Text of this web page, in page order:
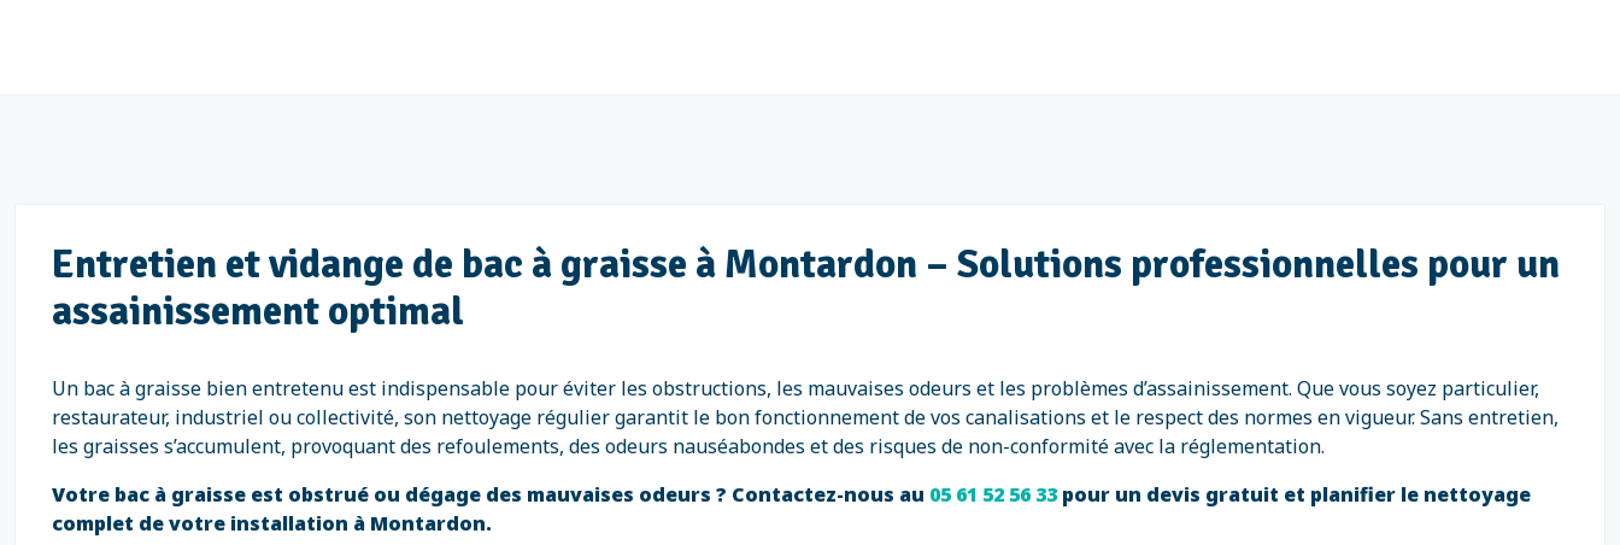
Entretien et vidange de bac à graisse à Montardon – Solutions professionnelles pour un
assainissement optimal
Un bac à graisse bien entretenu est indispensable pour éviter les obstructions, les mauvaises odeurs et les problèmes d’assainissement. Que vous soyez particulier,
restaurateur, industriel ou collectivité, son nettoyage régulier garantit le bon fonctionnement de vos canalisations et le respect des normes en vigueur. Sans entretien,
les graisses s’accumulent, provoquant des refoulements, des odeurs nauséabondes et des risques de non-conformité avec la réglementation.
Votre bac à graisse est obstrué ou dégage des mauvaises odeurs ? Contactez-nous au 05 61 52 56 33 pour un devis gratuit et planifier le nettoyage
complet de votre installation à Montardon.